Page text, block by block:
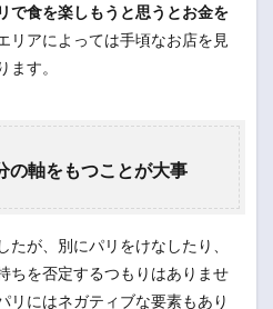
で食を楽しもうと思うとお金を
リアによっては手頃なお店を見
す。
の軸をもつことが大事
が、別にパリをけなしたり、
ちを否定するつもりはありませ
リにはネガティブな要素もあり